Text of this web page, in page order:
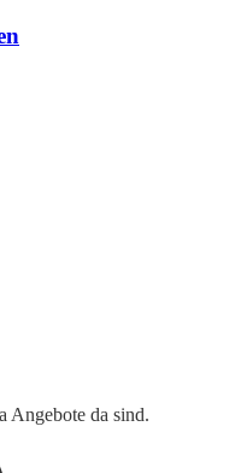
Angebote da sind.